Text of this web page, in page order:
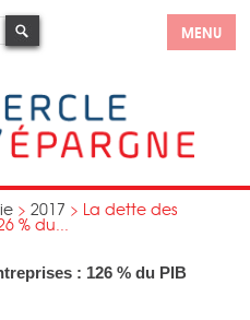
MENU
> 2017 > La dette des
% du...
: 126 % du PIB